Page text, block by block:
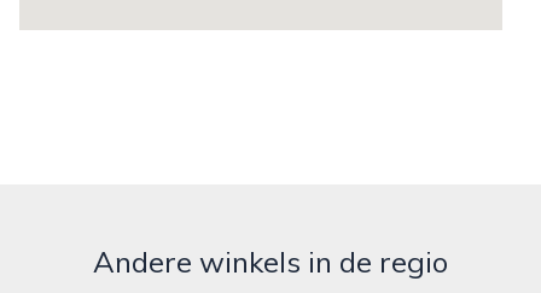
Andere winkels in de regio